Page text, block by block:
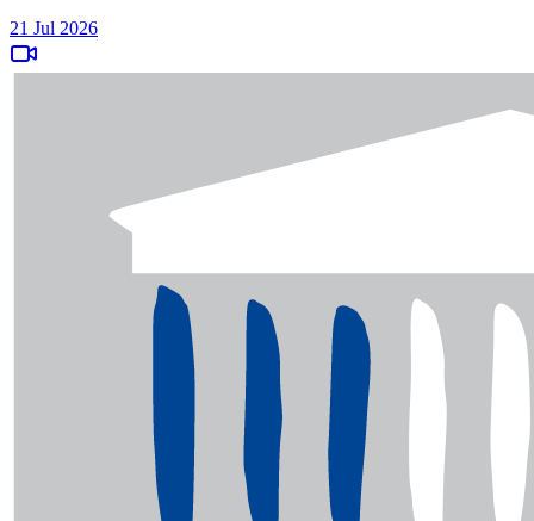
21 Jul 2026